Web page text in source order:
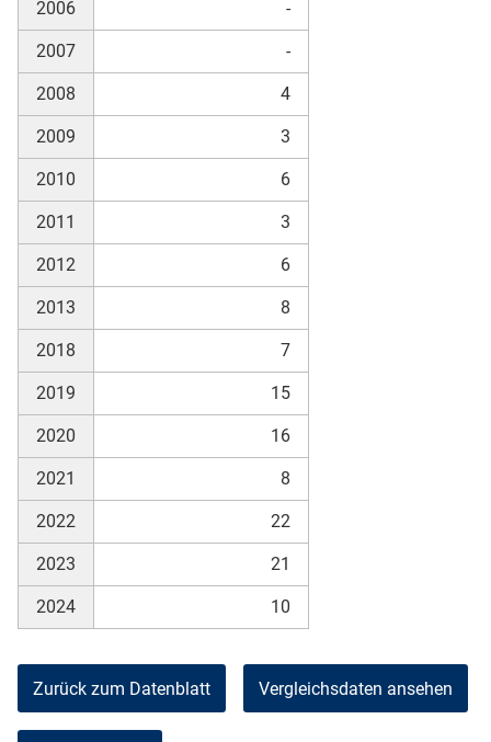
2006 -
2007 -
2008 4
2009 3
2010 6
2011 3
2012 6
2013 8
2018 7
2019 15
2020 16
2021 8
2022 22
2023 21
2024 10
Zurück zum Datenblatt Vergleichsdaten ansehen